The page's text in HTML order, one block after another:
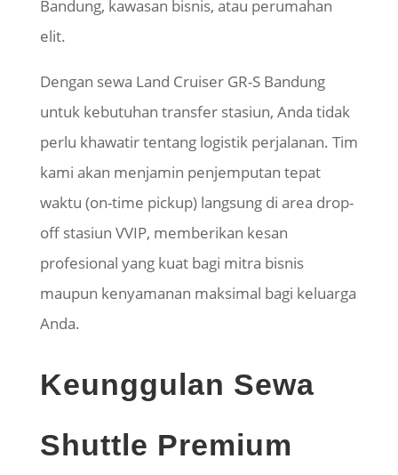
Bandung, kawasan bisnis, atau perumahan
elit.
Dengan sewa Land Cruiser GR-S Bandung
untuk kebutuhan transfer stasiun, Anda tidak
perlu khawatir tentang logistik perjalanan. Tim
kami akan menjamin penjemputan tepat
waktu (on-time pickup) langsung di area drop-
off stasiun VVIP, memberikan kesan
profesional yang kuat bagi mitra bisnis
maupun kenyamanan maksimal bagi keluarga
Anda.
Keunggulan Sewa
Shuttle Premium